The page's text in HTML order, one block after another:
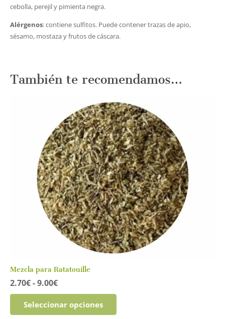
cebolla, perejil y pimienta negra.
Alérgenos: contiene sulfitos. Puede contener trazas de apio,
sésamo, mostaza y frutos de cáscara.
También te recomendamos…
Mezcla para Ratatouille
2.70€ - 9.00€Rango
de
precios:
desde
Seleccionar opciones